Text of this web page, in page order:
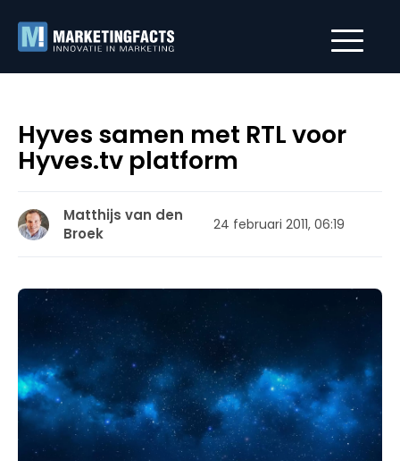
Hyves samen met RTL voor
Hyves.tv platform
Matthijs van den
Broek
24 februari 2011, 06:19